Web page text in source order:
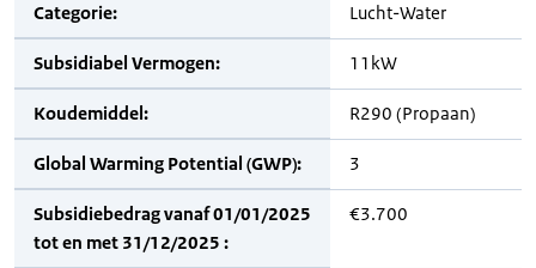
Categorie: Lucht-Water
Subsidiabel Vermogen: 11kW
Koudemiddel: R290 (Propaan)
Global Warming Potential (GWP): 3
Subsidiebedrag vanaf 01/01/2025
tot en met 31/12/2025 :
€3.700